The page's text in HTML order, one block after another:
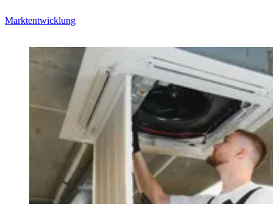
Marktentwicklung